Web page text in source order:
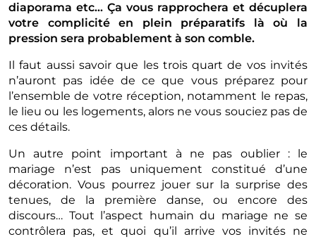
diaporama etc… Ça vous rapprochera et décuplera
votre complicité en plein préparatifs là où la
pression sera probablement à son comble.
Il faut aussi savoir que les trois quart de vos invités
n’auront pas idée de ce que vous préparez pour
l’ensemble de votre réception, notamment le repas,
le lieu ou les logements, alors ne vous souciez pas de
ces détails.
Un autre point important à ne pas oublier : le
mariage n’est pas uniquement constitué d’une
décoration. Vous pourrez jouer sur la surprise des
tenues, de la première danse, ou encore des
discours… Tout l’aspect humain du mariage ne se
contrôlera pas, et quoi qu’il arrive vos invités ne